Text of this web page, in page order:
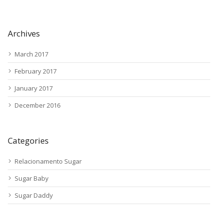
Archives
March 2017
February 2017
January 2017
December 2016
Categories
Relacionamento Sugar
Sugar Baby
Sugar Daddy